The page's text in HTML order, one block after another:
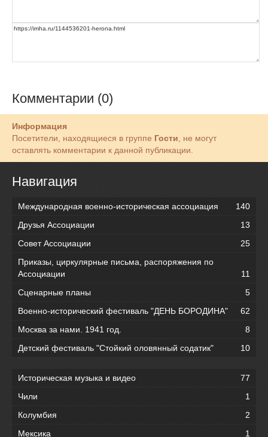
Комментарии (0)
Информация
Посетители, находящиеся в группе Гости , не могут
оставлять комментарии к данной публикации.
Навигация
Международная военно-историческая ассоциация
140
Друзья Ассоциации
13
Совет Ассоциации
25
Приказы, циркулярные письма, распоряжения по
Ассоциации
11
Сценарные планы
5
Военно-исторический фестиваль "ДЕНЬ БОРОДИНА"
62
Москва за нами. 1941 год.
8
Детский фестиваль "Стойкий оловянный содатик"
10
Историческая музыка и видео
77
Чили
1
Колумбия
2
Мексика
1